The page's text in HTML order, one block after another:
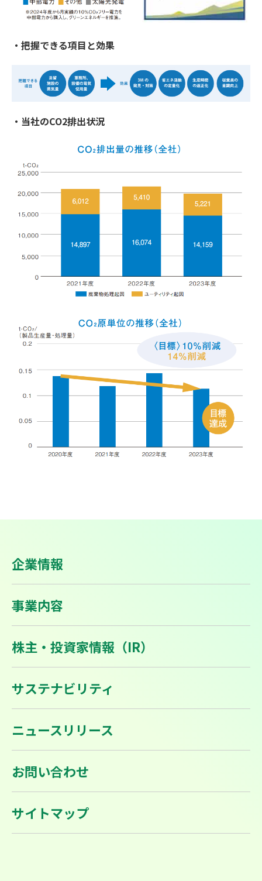
・把握できる項目と効果
・当社のCO2排出状況
企業情報
事業内容
株主・投資家情報（IR）
サステナビリティ
ニュースリリース
お問い合わせ
サイトマップ